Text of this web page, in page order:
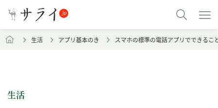
生活 アプリ基本のき スマホの標準の電話アプリでできる
生活